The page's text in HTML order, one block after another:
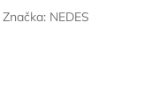
Značka: NEDES